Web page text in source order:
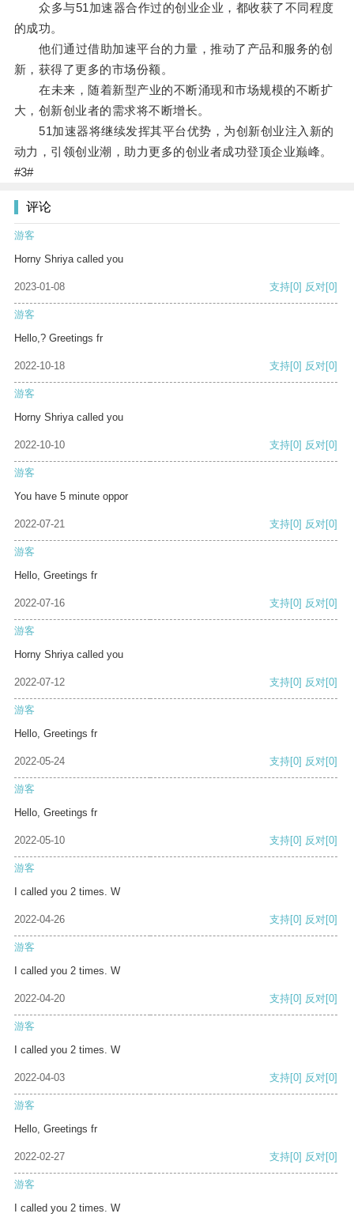
众多与51加速器合作过的创业企业，都收获了不同程度
的成功。
他们通过借助加速平台的力量，推动了产品和服务的创
新，获得了更多的市场份额。
在未来，随着新型产业的不断涌现和市场规模的不断扩
大，创新创业者的需求将不断增长。
51加速器将继续发挥其平台优势，为创新创业注入新的
动力，引领创业潮，助力更多的创业者成功登顶企业巅峰。
#3#
评论
游客
Horny Shriya called you
2023-01-08 支持[0] 反对[0]
游客
Hello,? Greetings fr
2022-10-18 支持[0] 反对[0]
游客
Horny Shriya called you
2022-10-10 支持[0] 反对[0]
游客
You have 5 minute oppor
2022-07-21 支持[0] 反对[0]
游客
Hello, Greetings fr
2022-07-16 支持[0] 反对[0]
游客
Horny Shriya called you
2022-07-12 支持[0] 反对[0]
游客
Hello, Greetings fr
2022-05-24 支持[0] 反对[0]
游客
Hello, Greetings fr
2022-05-10 支持[0] 反对[0]
游客
I called you 2 times. W
2022-04-26 支持[0] 反对[0]
游客
I called you 2 times. W
2022-04-20 支持[0] 反对[0]
游客
I called you 2 times. W
2022-04-03 支持[0] 反对[0]
游客
Hello, Greetings fr
2022-02-27 支持[0] 反对[0]
游客
I called you 2 times. W